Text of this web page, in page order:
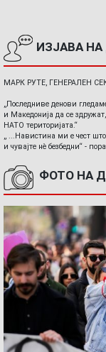
ИЗЈАВА
МАРК РУТЕ, ГЕНЕРАЛЕН
„Последниве денови
и Македонија да се
НАТО територијата.“
„ ...Навистина ми е чест
и чувајте нè безбедни“ -
ФОТО НА